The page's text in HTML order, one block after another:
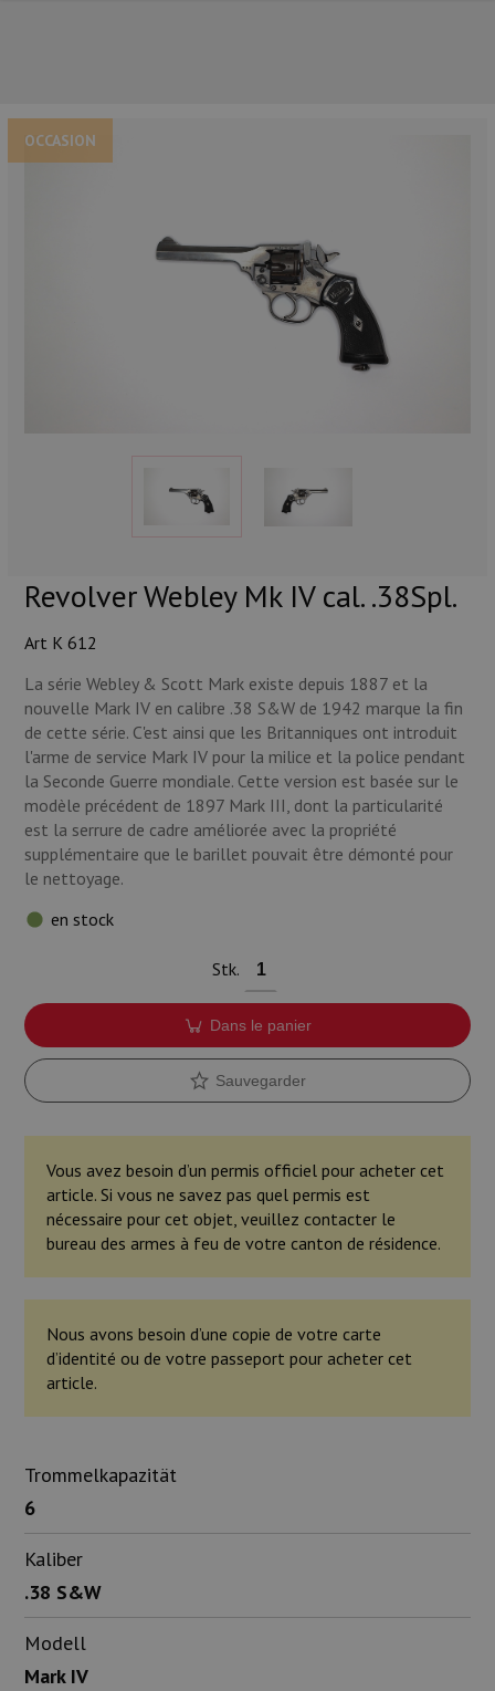
OCCASION
Revolver Webley Mk IV cal. .38Spl.
Art K 612
La série Webley & Scott Mark existe depuis 1887 et la
nouvelle Mark IV en calibre .38 S&W de 1942 marque la fin
de cette série. C'est ainsi que les Britanniques ont introduit
l'arme de service Mark IV pour la milice et la police pendant
la Seconde Guerre mondiale. Cette version est basée sur le
modèle précédent de 1897 Mark III, dont la particularité
est la serrure de cadre améliorée avec la propriété
supplémentaire que le barillet pouvait être démonté pour
le nettoyage.
en stock
Stk.
Dans le panier
Sauvegarder
Vous avez besoin d’un permis officiel pour acheter cet
article. Si vous ne savez pas quel permis est
nécessaire pour cet objet, veuillez contacter le
bureau des armes à feu de votre canton de résidence.
Nous avons besoin d’une copie de votre carte
d’identité ou de votre passeport pour acheter cet
article.
Trommelkapazität
6
Kaliber
.38 S&W
Modell
Mark IV
Lampes et accessoires